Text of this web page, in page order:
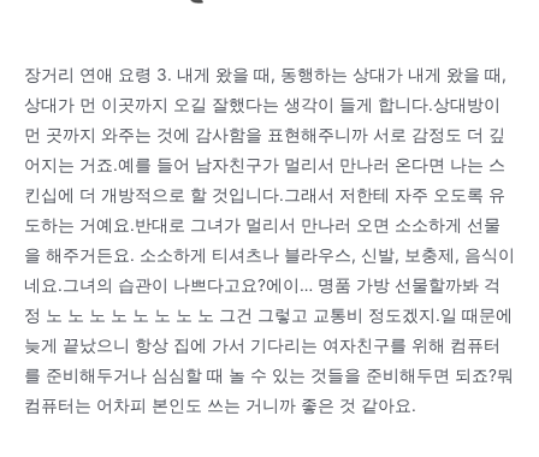
장거리 연애 요령 3. 내게 왔을 때, 동행하는 상대가 내게 왔을 때,
상대가 먼 이곳까지 오길 잘했다는 생각이 들게 합니다.상대방이
먼 곳까지 와주는 것에 감사함을 표현해주니까 서로 감정도 더 깊
어지는 거죠.예를 들어 남자친구가 멀리서 만나러 온다면 나는 스
킨십에 더 개방적으로 할 것입니다.그래서 저한테 자주 오도록 유
도하는 거예요.반대로 그녀가 멀리서 만나러 오면 소소하게 선물
을 해주거든요. 소소하게 티셔츠나 블라우스, 신발, 보충제, 음식이
네요.그녀의 습관이 나쁘다고요?에이… 명품 가방 선물할까봐 걱
정 노 노 노 노 노 노 노 노 그건 그렇고 교통비 정도겠지.일 때문에
늦게 끝났으니 항상 집에 가서 기다리는 여자친구를 위해 컴퓨터
를 준비해두거나 심심할 때 놀 수 있는 것들을 준비해두면 되죠?뭐
컴퓨터는 어차피 본인도 쓰는 거니까 좋은 것 같아요.